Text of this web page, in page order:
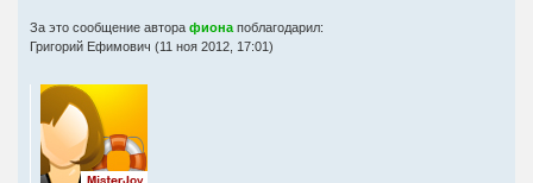
За это сообщение автора фионапоблагодарил:
Григорий Ефимович (11 ноя 2012, 17:01)